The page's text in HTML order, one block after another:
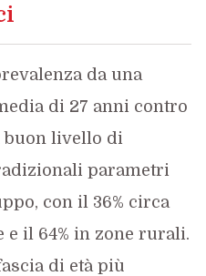
da una
di 27 anni contro
buon livello di
parametri
con il 36% circa
e il 64% in zone rurali.
di età più